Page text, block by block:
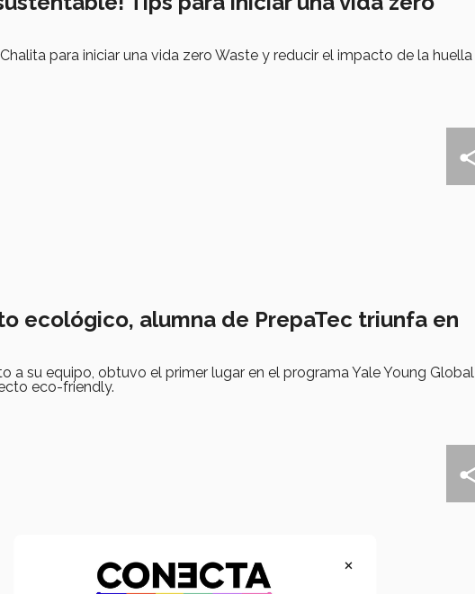
para iniciar una vida zero Waste y reducir el impacto de la huella
ecológico, alumna de PrepaTec triunfa en
a su equipo, obtuvo el primer lugar en el programa Yale Young Global
eco-friendly.
×